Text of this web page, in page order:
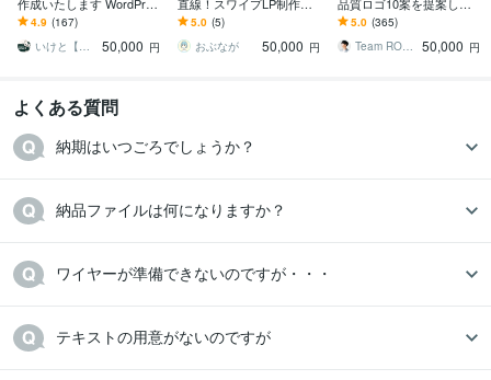
s/Studio 広告・集客・採用
LPに対応
4.9 (167)
いけと【デザインスタジオ LOCAL】
50,000 円
ます 毎月3名様限定50%O
FF！tokifyでスワイプLP制
作
5.0 (5)
おぶなが
50,000 円
す 2～3案では不安な方向
け！選べないレベルの10
案をあなたへ！
5.0 (365)
Team ROGOS
50,000 円
よくある質問
納期はいつごろでしょうか？
納品ファイルは何になりますか？
ワイヤーが準備できないのですが・・・
テキストの用意がないのですが